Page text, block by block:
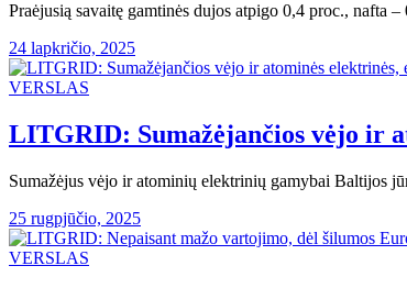
Praėjusią savaitę gamtinės dujos atpigo 0,4 proc.,
24 lapkričio, 2025
VERSLAS
LITGRID: Sumažėjančios vėjo ir
Sumažėjus vėjo ir atominių elektrinių gamybai Baltijos
25 rugpjūčio, 2025
VERSLAS